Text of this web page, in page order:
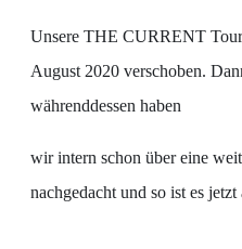
Unsere THE CURRENT
August 2020 verschoben.
währenddessen haben
wir intern schon über eine
nachgedacht und so ist es